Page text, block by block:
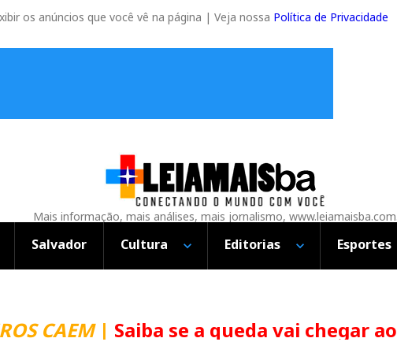
os anúncios que você vê na página | Veja nossa Política de Privacidade
Mais informação, mais análises, mais jornalismo,
Salvador Cultura Editorias Esportes
CAEM| Saiba se a queda vai chegar ao